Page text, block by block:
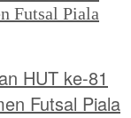
HUT ke-81
Futsal Piala